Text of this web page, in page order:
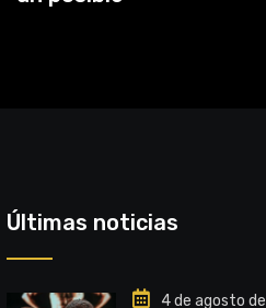
Últimas noticias
4 de agosto de